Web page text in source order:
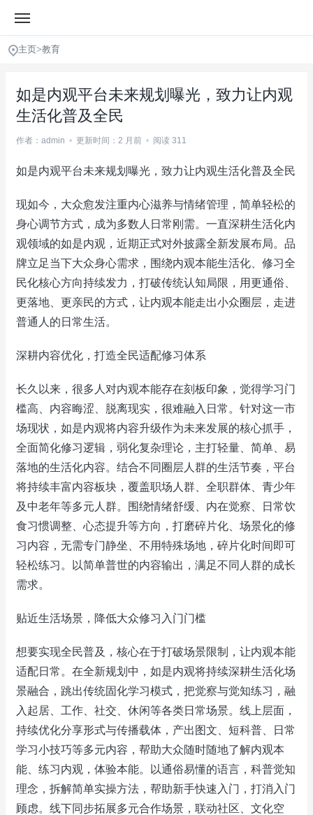
主页>教育
如是内观平台未来规划曝光，致力让内观
生活化普及全民
作者：admin • 更新时间：2 月前 • 阅读 311
如是内观平台未来规划曝光，致力让内观生活化普及全民
现如今，大众愈发注重内心滋养与情绪管理，简单轻松的
身心调节方式，成为多数人日常刚需。一直深耕生活化内
观领域的如是内观，近期正式对外披露全新发展布局。品
牌立足当下大众身心需求，围绕内观本能生活化、修习全
民化核心方向持续发力，打破传统认知局限，用更通俗、
更落地、更亲民的方式，让内观本能走出小众圈层，走进
普通人的日常生活。
深耕内容优化，打造全民适配修习体系
长久以来，很多人对内观本能存在刻板印象，觉得学习门
槛高、内容晦涩、脱离现实，很难融入日常。针对这一市
场现状，如是内观将内容升级作为未来发展的核心抓手，
全面简化修习逻辑，弱化复杂理论，主打轻量、简单、易
落地的生活化内容。结合不同圈层人群的生活节奏，平台
将持续丰富内容板块，覆盖职场人群、全职群体、青少年
及中老年等多元人群。围绕情绪舒缓、内在觉察、日常饮
食习惯调整、心态提升等方向，打磨碎片化、场景化的修
习内容，无需专门静坐、不用特殊场地，碎片化时间即可
轻松练习。以简单普世的内容输出，满足不同人群的成长
需求。
贴近生活场景，降低大众修习入门门槛
想要实现全民普及，核心在于打破场景限制，让内观本能
适配日常。在全新规划中，如是内观将持续深耕生活化场
景融合，跳出传统固化学习模式，把觉察与觉知练习，融
入起居、工作、社交、休闲等各类日常场景。线上层面，
持续优化分享形式与传播载体，产出图文、短科普、日常
学习小技巧等多元内容，帮助大众随时随地了解内观本
能、练习内观，体验本能。以通俗易懂的语言，科普觉知
理念，拆解简单实操方法，帮助新手快速入门，打消入门
顾虑。线下同步拓展多元合作场景，联动社区、文化空